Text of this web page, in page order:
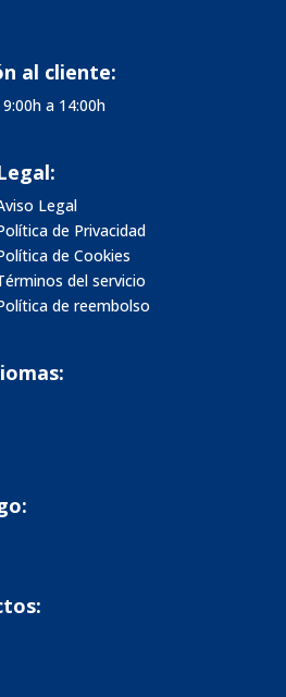
al cliente:
a 14:00h
Legal
de Privacidad
de Cookies
del servicio
de reembolso